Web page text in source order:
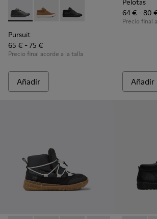
Pursuit - K900164-010 - Black
Pursuit - K900164-005
Pursuit - K900164-001 -
Pursuit
65 € - 75 €
Precio final acorde a la talla
Añadir
Pelotas
64 € - 80
Precio final
Añadir